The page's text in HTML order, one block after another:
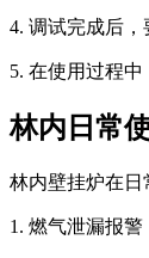
4. 调试完成后，
5. 在使用过程
林内日常
林内壁挂炉在日
1. 燃气泄漏报